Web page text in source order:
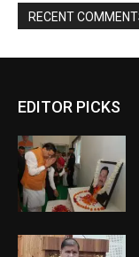
EDITOR PICKS